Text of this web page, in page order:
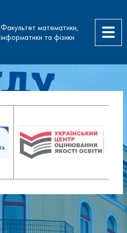
Факультет математики,
інформатики та фізики